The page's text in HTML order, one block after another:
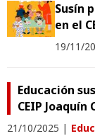
Susín
en el
19/11/
Educación
CEIP Joaquín
21/10/2025 |